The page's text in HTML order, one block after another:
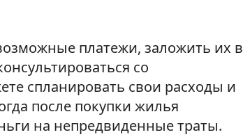
платежи, заложить их в
со
спланировать свои расходы и
после покупки жилья
на непредвиденные траты.